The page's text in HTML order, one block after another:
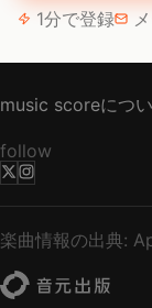
1分で登録
music scoreにつ
follow
楽曲情報の出典: